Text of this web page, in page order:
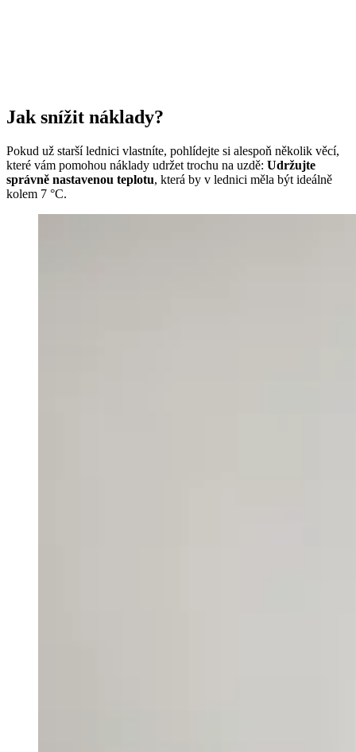
Jak snížit náklady?
Pokud už starší lednici vlastníte, pohlídejte si alespoň několik věcí,
které vám pomohou náklady udržet trochu na uzdě: Udržujte
správně nastavenou teplotu, která by v lednici měla být ideálně
kolem 7 °C.